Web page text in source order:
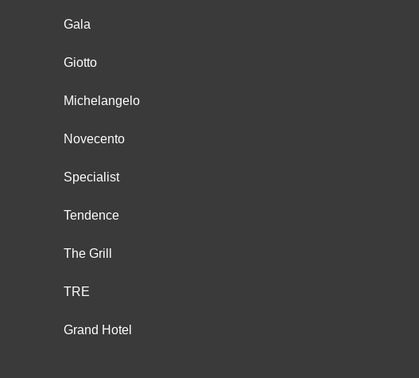
Gala
Giotto
Michelangelo
Novecento
Specialist
Tendence
The Grill
TRE
Grand Hotel